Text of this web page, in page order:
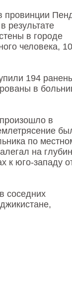
провинции
результате
в городе
человека, 10
194
в
в
по
на
к юго-западу
соседних